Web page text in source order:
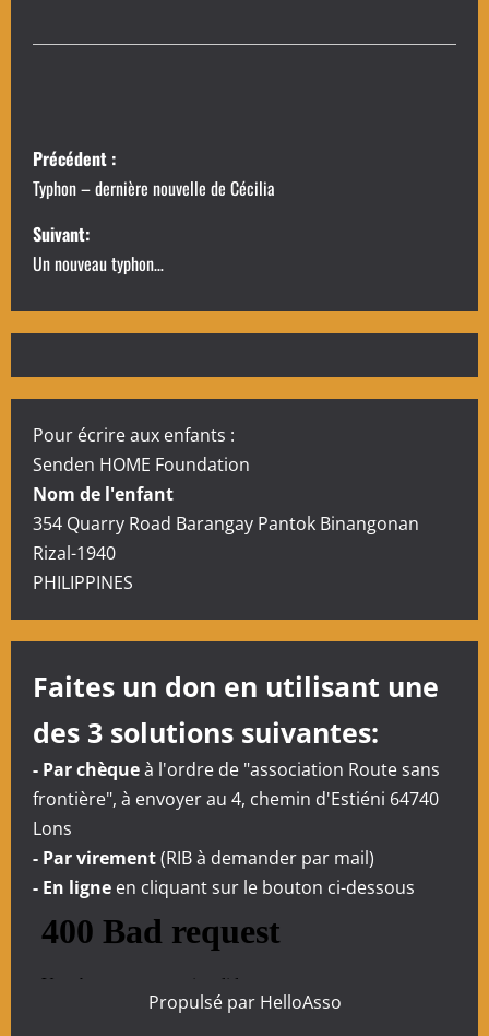
N
a
v
i
g
a
t
i
o
n
d
’
a
r
t
i
c
e
Précédent :
Typhon – dernière nouvelle de Cécilia
Suivant:
Un nouveau typhon…
Pour écrire aux enfants :
Senden HOME Foundation
Nom de l'enfant
354 Quarry Road Barangay Pantok Binangonan
Rizal-1940
PHILIPPINES
Faites un don en utilisant une
des 3 solutions suivantes:
- Par chèqueà l'ordre de "association Route sans
frontière", à envoyer au 4, chemin d'Estiéni 64740
Lons
- Par virement(RIB à demander par mail)
- En ligne en cliquant sur le bouton ci-dessous
Propulsé par HelloAsso